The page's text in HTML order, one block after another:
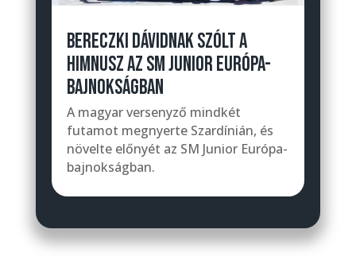
BERECZKI DÁVIDNAK SZÓLT A
HIMNUSZ AZ SM JUNIOR EURÓPA-
BAJNOKSÁGBAN
A magyar versenyző mindkét
futamot megnyerte Szardínián, és
növelte előnyét az SM Junior Európa-
bajnokságban.